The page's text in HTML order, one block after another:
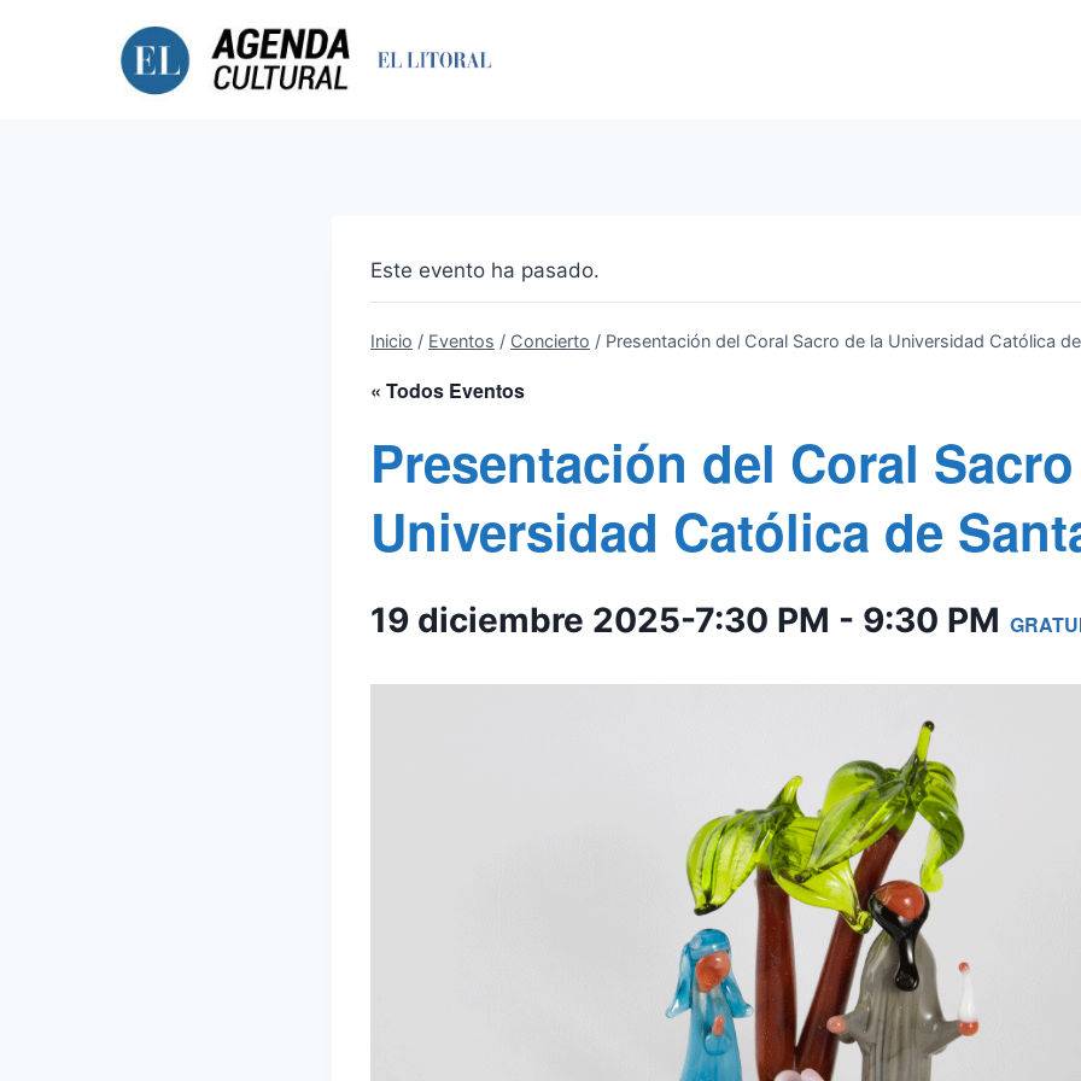
Este evento ha pasado.
Inicio / Eventos / Concierto / Presentación del Coral Sacro de la Universidad Católica
« Todos Eventos
Presentación del Coral
Universidad Católica de
19 diciembre 2025-7:30 PM - 9:30 PM